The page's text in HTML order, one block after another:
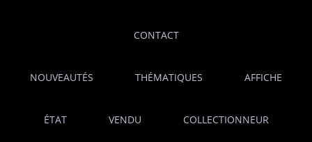
CONTACT
NOUVEAUTÉS THÉMATIQUES AFFICHE
ÉTAT VENDU COLLECTIONNEUR